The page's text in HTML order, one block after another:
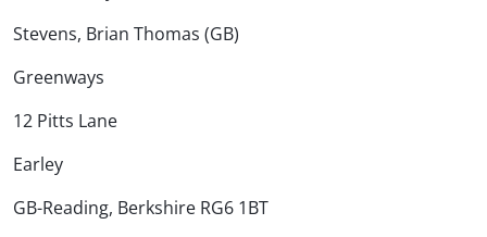
Stevens, Brian Thomas (GB)
Greenways
12 Pitts Lane
Earley
GB-Reading, Berkshire RG6 1BT